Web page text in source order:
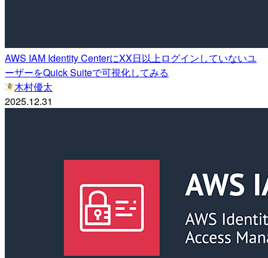
AWS IAM Identity CenterにXX日以上ログインしていないユ
ーザーをQuick Suiteで可視化してみる
木村優太
2025.12.31